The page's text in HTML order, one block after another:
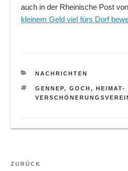
auch in der Rheinische Post
kleinem Geld viel fürs Dorf
KATEGORIEN
NACHRICHTEN
SCHLAGWÖRTER
GENNEP, GOCH, HEIMAT-
Beitragsnavigation
Vorheriger
ZURÜCK